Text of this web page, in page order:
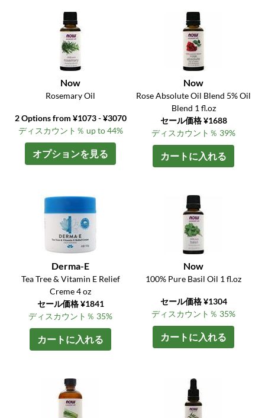
Now
Rosemary Oil
2 Options from ¥1073 - ¥3070
ディスカウント％ up to 44%
オプションを見る
Now
Rose Absolute Oil Blend 5% Oil
Blend 1 fl.oz
セール価格 ¥1688
ディスカウント％ 39%
カートに入れる
Derma-E
Tea Tree & Vitamin E Relief
Creme 4 oz
セール価格 ¥1841
ディスカウント％ 35%
カートに入れる
Now
100% Pure Basil Oil 1 fl.oz
セール価格 ¥1304
ディスカウント％ 35%
カートに入れる